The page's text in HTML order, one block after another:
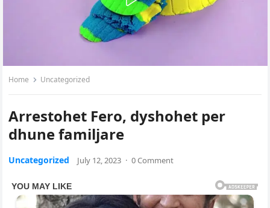
Home Uncategorized
Arrestohet Fero, dyshohet per
dhune familjare
Uncategorized July 12, 2023 · 0 Comment